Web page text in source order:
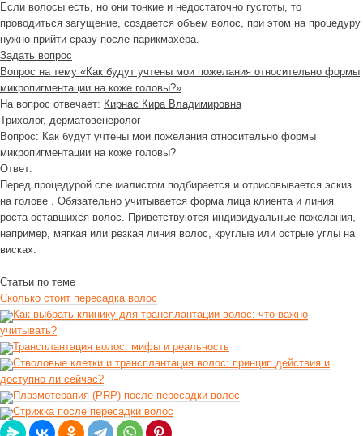
Если волосы есть, но они тонкие и недостаточно густоты, то
проводиться загущение, создается объем волос, при этом на процедуру
нужно прийти сразу после парикмахера.
Задать вопрос
Вопрос на тему «Как будут учтены мои пожелания относительно формы
микропигментации на коже головы?»
На вопрос отвечает: Кирнас Кира Владимировна
Трихолог, дерматовенеролог
Вопрос: Как будут учтены мои пожелания относительно формы
микропигментации на коже головы?
Ответ:
Перед процедурой специалистом подбирается и отрисовывается эскиз
на голове . Обязательно учитывается форма лица клиента и линия
роста оставшихся волос. Приветствуются индивидуальные пожелания,
например, мягкая или резкая линия волос, круглые или острые углы на
висках.
Статьи по теме
Сколько стоит пересадка волос
Как выбрать клинику для трансплантации волос: что важно
учитывать?
Трансплантация волос: мифы и реальность
Стволовые клетки и трансплантация волос: принцип действия и
доступно ли сейчас?
Плазмотерапия (PRP) после пересадки волос
Стрижка после пересадки волос